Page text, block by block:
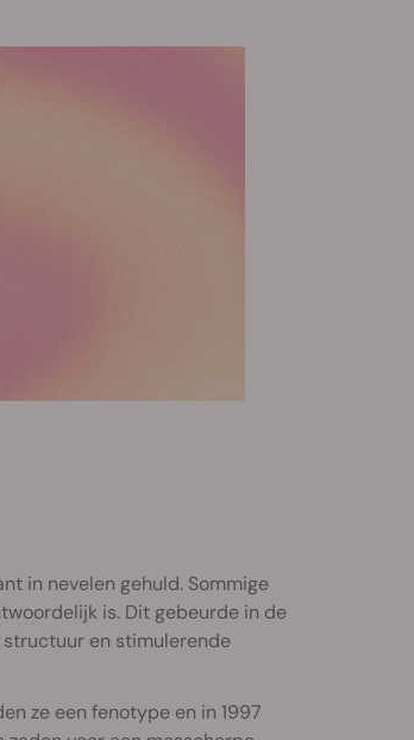
in nevelen gehuld. Sommige
is. Dit gebeurde in de
en stimulerende
ze een fenotype en in 1997